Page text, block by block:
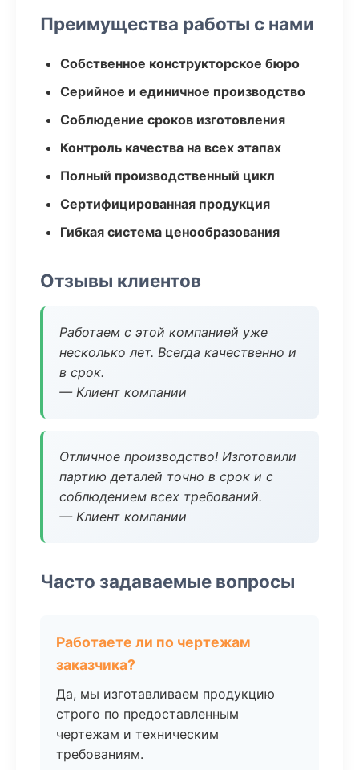
Преимущества работы с нами
Собственное конструкторское бюро
Серийное и единичное производство
Соблюдение сроков изготовления
Контроль качества на всех этапах
Полный производственный цикл
Сертифицированная продукция
Гибкая система ценообразования
Отзывы клиентов
Работаем с этой компанией уже
несколько лет. Всегда качественно и
в срок.
— Клиент компании
Отличное производство! Изготовили
партию деталей точно в срок и с
соблюдением всех требований.
— Клиент компании
Часто задаваемые вопросы
Работаете ли по чертежам
заказчика?
Да, мы изготавливаем продукцию
строго по предоставленным
чертежам и техническим
требованиям.